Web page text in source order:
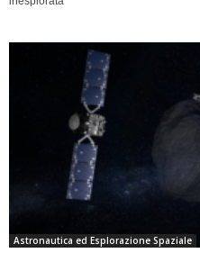
Astronautica ed Esplorazione Spaziale